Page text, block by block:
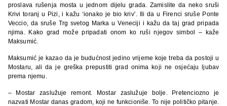
proslava rušenja mosta u jednom dijelu grada. Zamislite da neko sruši
Krivi toranj u Pizi, i kažu ‘ionako je bio kriv’. Ili da u Firenci sruše Ponte
Veccio, da sruše Trg svetog Marka u Veneciji i kažu da taj grad pripada
njima. Kako grad može pripadati onom ko ruši njegov simbol – kaže
Maksumić.
Maksumić je kazao da je budućnost jedino vrijeme koje treba da postoji u
Mostaru, ali da je greška prepustiti grad onima koji ne osjećaju ljubav
prema njemu.
– Mostar zaslužuje remont. Mostar zaslužuje bolje. Pretenciozno je
nazvati Mostar danas gradom, koji ne funkcioniše. To nije političko pitanje.